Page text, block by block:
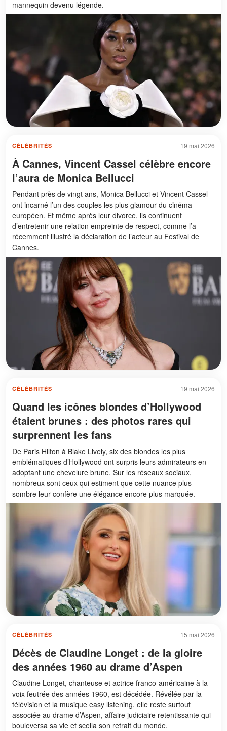
mannequin devenu légende.
19 mai 2026
CÉLÉBRITÉS
À Cannes, Vincent Cassel célèbre encore
l’aura de Monica Bellucci
Pendant près de vingt ans, Monica Bellucci et Vincent Cassel
ont incarné l’un des couples les plus glamour du cinéma
européen. Et même après leur divorce, ils continuent
d’entretenir une relation empreinte de respect, comme l’a
récemment illustré la déclaration de l’acteur au Festival de
Cannes.
19 mai 2026
CÉLÉBRITÉS
Quand les icônes blondes d’Hollywood
étaient brunes : des photos rares qui
surprennent les fans
De Paris Hilton à Blake Lively, six des blondes les plus
emblématiques d’Hollywood ont surpris leurs admirateurs en
adoptant une chevelure brune. Sur les réseaux sociaux,
nombreux sont ceux qui estiment que cette nuance plus
sombre leur confère une élégance encore plus marquée.
15 mai 2026
CÉLÉBRITÉS
Décès de Claudine Longet : de la gloire
des années 1960 au drame d’Aspen
Claudine Longet, chanteuse et actrice franco-américaine à la
voix feutrée des années 1960, est décédée. Révélée par la
télévision et la musique easy listening, elle reste surtout
associée au drame d’Aspen, affaire judiciaire retentissante qui
bouleversa sa vie et scella son retrait du monde.